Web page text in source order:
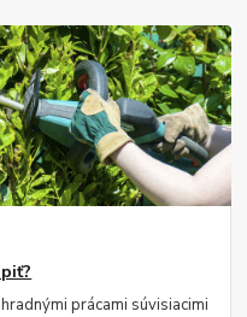
prácami súvisiacimi